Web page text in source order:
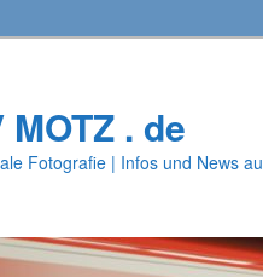
. de
Fotografie | Infos und News